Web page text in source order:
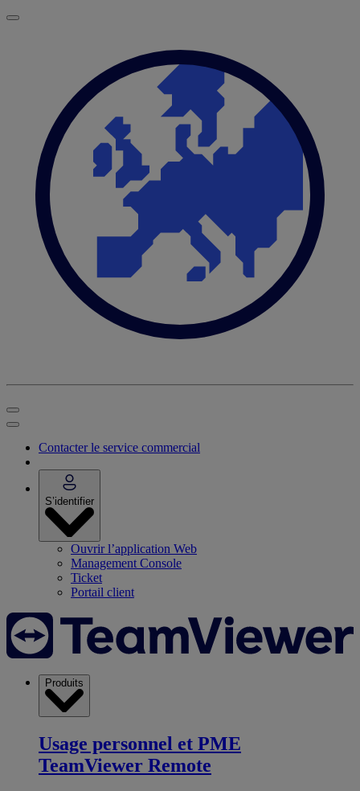
Contacter le service commercial
S’identifier
Ouvrir l’application Web
Management Console
Ticket
Portail client
Produits
Usage personnel et PME
TeamViewer Remote